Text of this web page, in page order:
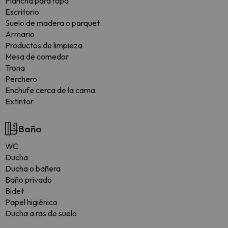
Escritorio
Suelo de madera o parquet
Armario
Productos de limpieza
Mesa de comedor
Trona
Perchero
Enchufe cerca de la cama
Extintor
Baño
WC
Ducha
Ducha o bañera
Baño privado
Bidet
Papel higiénico
Ducha a ras de suelo